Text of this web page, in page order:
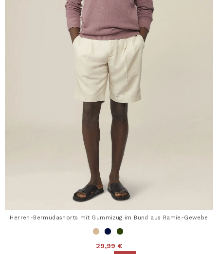
Herren-Bermudashorts mit Gummizug im Bund aus Ramie-Gewebe
29,99 €